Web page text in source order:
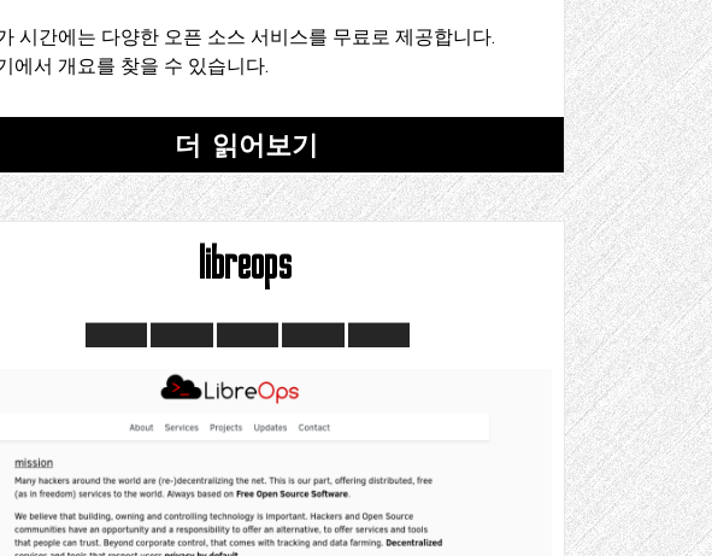
시간에는 다양한 오픈 소스 서비스를 무료로 제공합니다.
에서 개요를 찾을 수 있습니다.
더 읽어보기
libreops